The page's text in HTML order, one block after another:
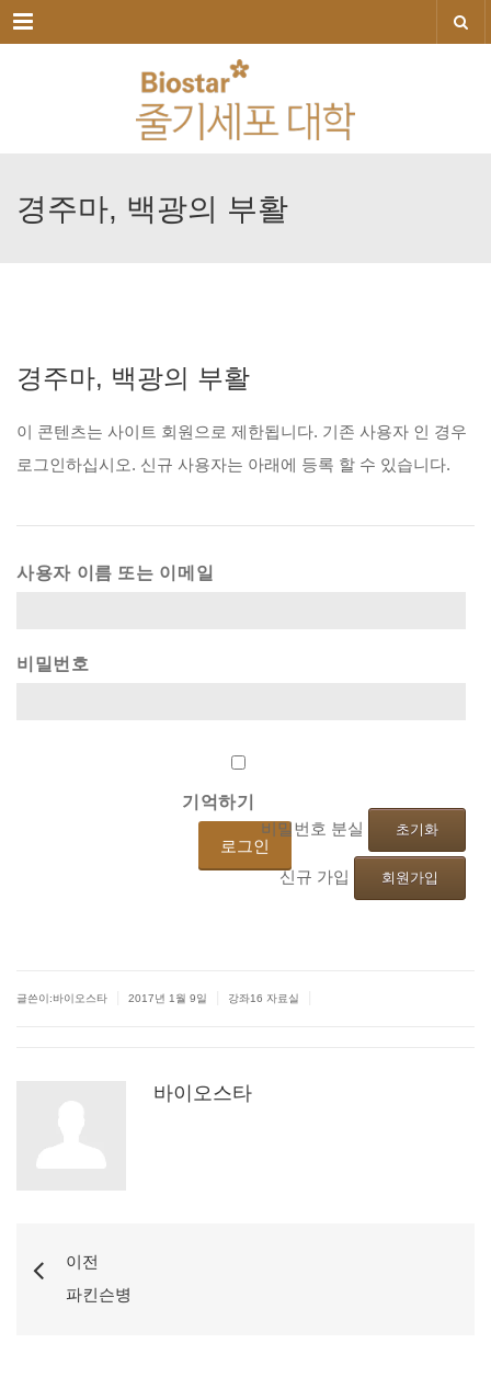
메뉴
경주마, 백광의 부활
경주마, 백광의 부활
이 콘텐츠는 사이트 회원으로 제한됩니다. 기존 사용자 인 경우
로그인하십시오. 신규 사용자는 아래에 등록 할 수 있습니다.
사용자 이름 또는 이메일
비밀번호
기억하기
비밀번호 분실 초기화
신규 가입 회원가입
글쓴이:바이오스타 2017년 1월 9일 강좌16 자료실
바이오스타
이전
파킨슨병